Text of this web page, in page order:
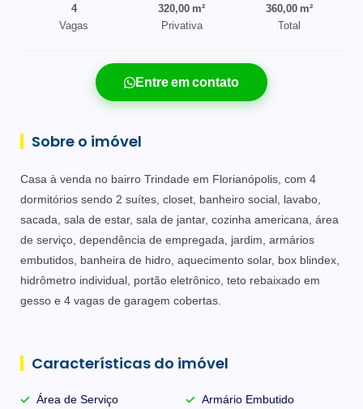
4
Vagas
320,00 m²
Privativa
360,00 m²
Total
Entre em contato
Sobre o imóvel
Casa à venda no bairro Trindade em Florianópolis, com 4
dormitórios sendo 2 suítes, closet, banheiro social, lavabo,
sacada, sala de estar, sala de jantar, cozinha americana, área
de serviço, dependência de empregada, jardim, armários
embutidos, banheira de hidro, aquecimento solar, box blindex,
hidrômetro individual, portão eletrônico, teto rebaixado em
gesso e 4 vagas de garagem cobertas.
Características do imóvel
Área de Serviço
Armário Embutido